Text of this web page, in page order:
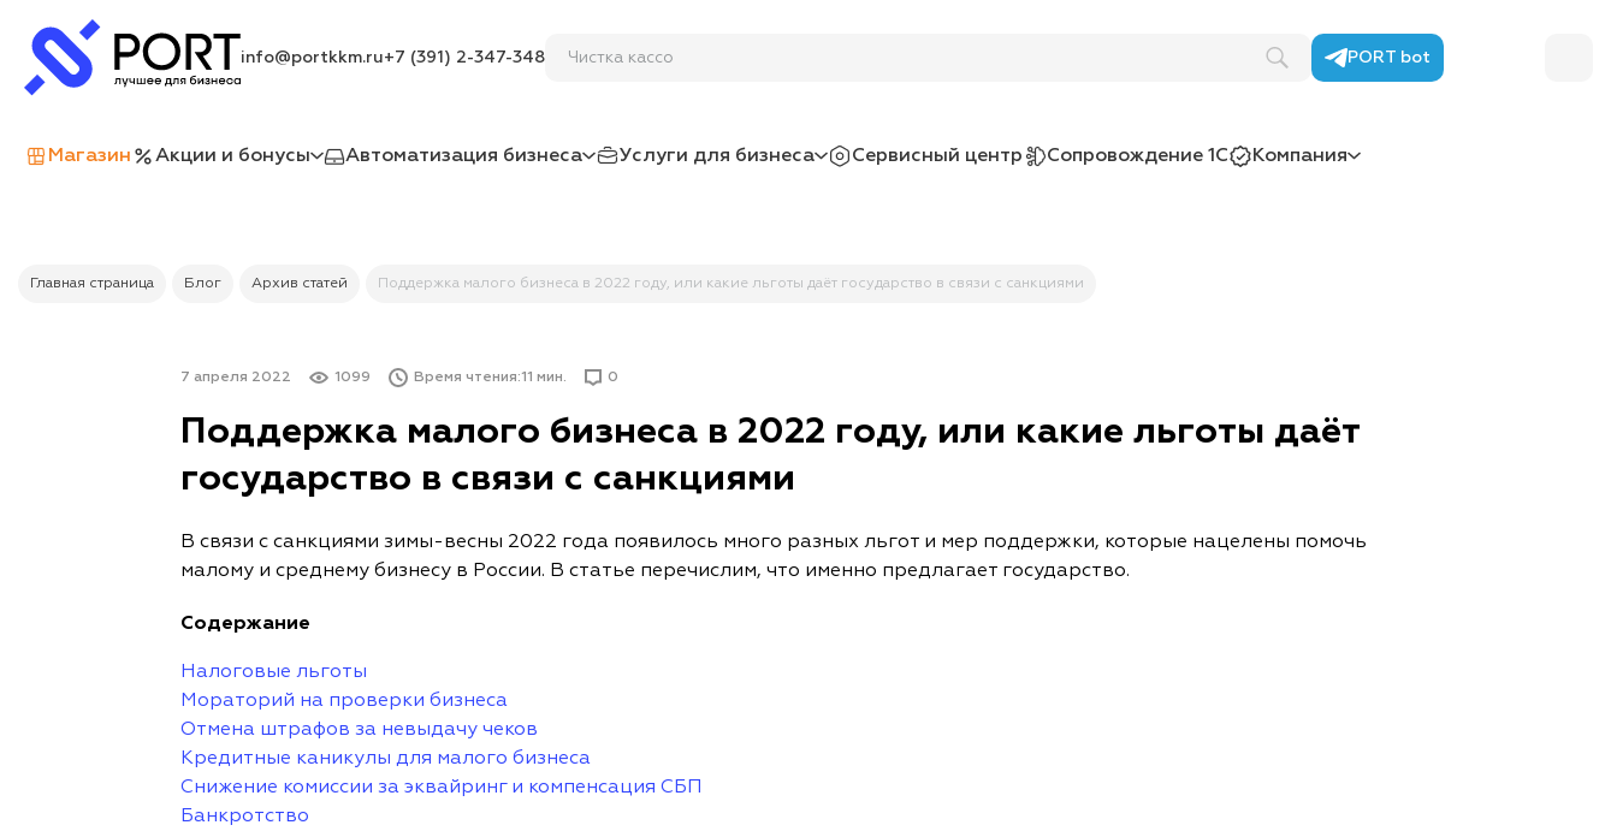
info@portkkm.ru+7 (391) 2-347-348 PORT bot
Магазин Акции и бонусы Автоматизация бизнеса Услуги для бизнеса Сервисный центр Сопровождение 1С Компания
Главная страница Блог Архив статей Поддержка малого бизнеса в 2022 году, или какие льготы даёт государство в связи с санкциями
7 апреля 2022 1099 Время чтения:11 мин. 0
Поддержка малого бизнеса в 2022 году, или какие льготы даёт
государство в связи с санкциями
В связи с санкциями зимы-весны 2022 года появилось много разных льгот и мер поддержки, которые нацелены помочь
малому и среднему бизнесу в России. В статье перечислим, что именно предлагает государство.
Содержание
Налоговые льготы
Мораторий на проверки бизнеса
Отмена штрафов за невыдачу чеков
Кредитные каникулы для малого бизнеса
Снижение комиссии за эквайринг и компенсация СБП
Банкротство